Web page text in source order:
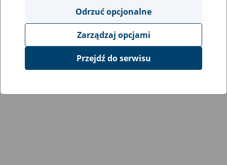
Odrzuć opcjonalne
Zarządzaj opcjami
Przejdź do serwisu